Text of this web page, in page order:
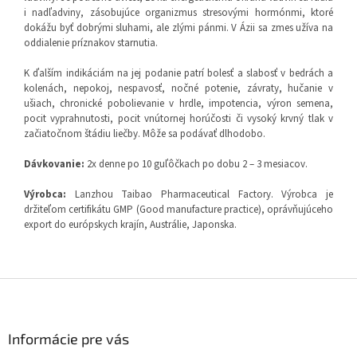
i nadľadviny, zásobujúce organizmus stresovými hormónmi, ktoré
dokážu byť dobrými sluhami, ale zlými pánmi. V Ázii sa zmes užíva na
oddialenie príznakov starnutia.
K ďalším indikáciám na jej podanie patrí bolesť a slabosť v bedrách a
kolenách, nepokoj, nespavosť, nočné potenie, závraty, hučanie v
ušiach, chronické pobolievanie v hrdle, impotencia, výron semena,
pocit vyprahnutosti, pocit vnútornej horúčosti či vysoký krvný tlak v
začiatočnom štádiu liečby. Môže sa podávať dlhodobo.
Dávkovanie: 2x denne po 10 guľôčkach po dobu 2 – 3 mesiacov.
Výrobca: Lanzhou Taibao Pharmaceutical Factory. Výrobca je
držiteľom certifikátu GMP (Good manufacture practice), oprávňujúceho
export do európskych krajín, Austrálie, Japonska.
Informácie pre vás